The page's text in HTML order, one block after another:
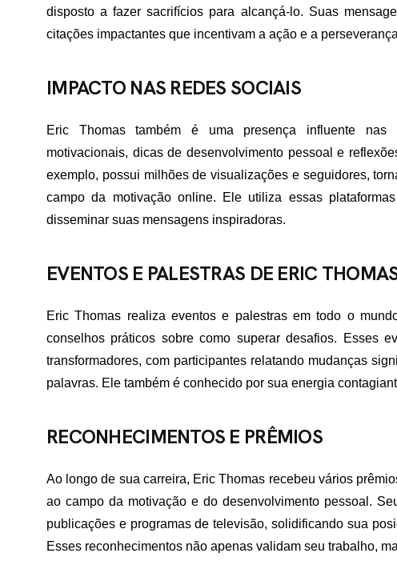
ATENDIDAS
NÓS
disposto a fazer sacrifícios para alcançá-lo. Suas
citações impactantes que incentivam a ação e a
IMPACTO NAS REDES SOCIAIS
Eric Thomas também é uma presença influente nas
motivacionais, dicas de desenvolvimento pessoal e
exemplo, possui milhões de visualizações e seguidores,
campo da motivação online. Ele utiliza essas
disseminar suas mensagens inspiradoras.
EVENTOS E PALESTRAS DE ERIC
Eric Thomas realiza eventos e palestras em todo o
conselhos práticos sobre como superar desafios. Esses
transformadores, com participantes relatando mudanças
palavras. Ele também é conhecido por sua energia
RECONHECIMENTOS E PRÊMIOS
Ao longo de sua carreira, Eric Thomas recebeu vários
ao campo da motivação e do desenvolvimento pessoal.
publicações e programas de televisão, solidificando sua
Esses reconhecimentos não apenas validam seu trabalho,